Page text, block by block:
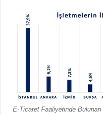
E-Ticaret Faaliyetinde Bulunan